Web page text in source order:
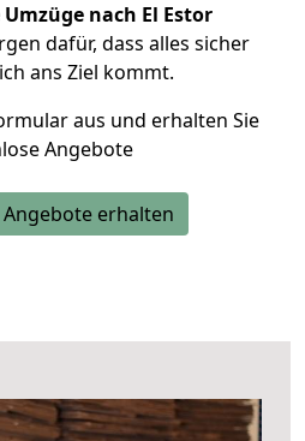
nach El Estor
dafür, dass alles sicher
ans Ziel kommt.
aus und erhalten Sie
Angebote
erhalten